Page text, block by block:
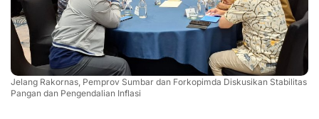
Jelang Rakornas, Pemprov Sumbar dan Forkopimda Diskusikan Stabilitas
Pangan dan Pengendalian Inflasi